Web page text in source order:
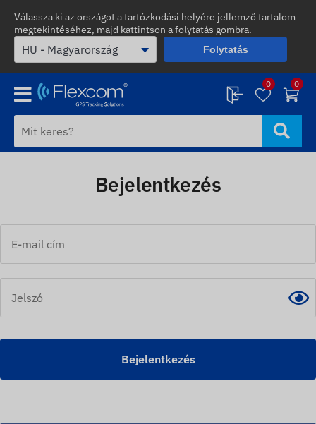
Válassza ki az országot a tartózkodási helyére jellemző tartalom
megtekintéséhez, majd kattintson a folytatás gombra.
Folytatás
0 0
Bejelentkezés
Bejelentkezés